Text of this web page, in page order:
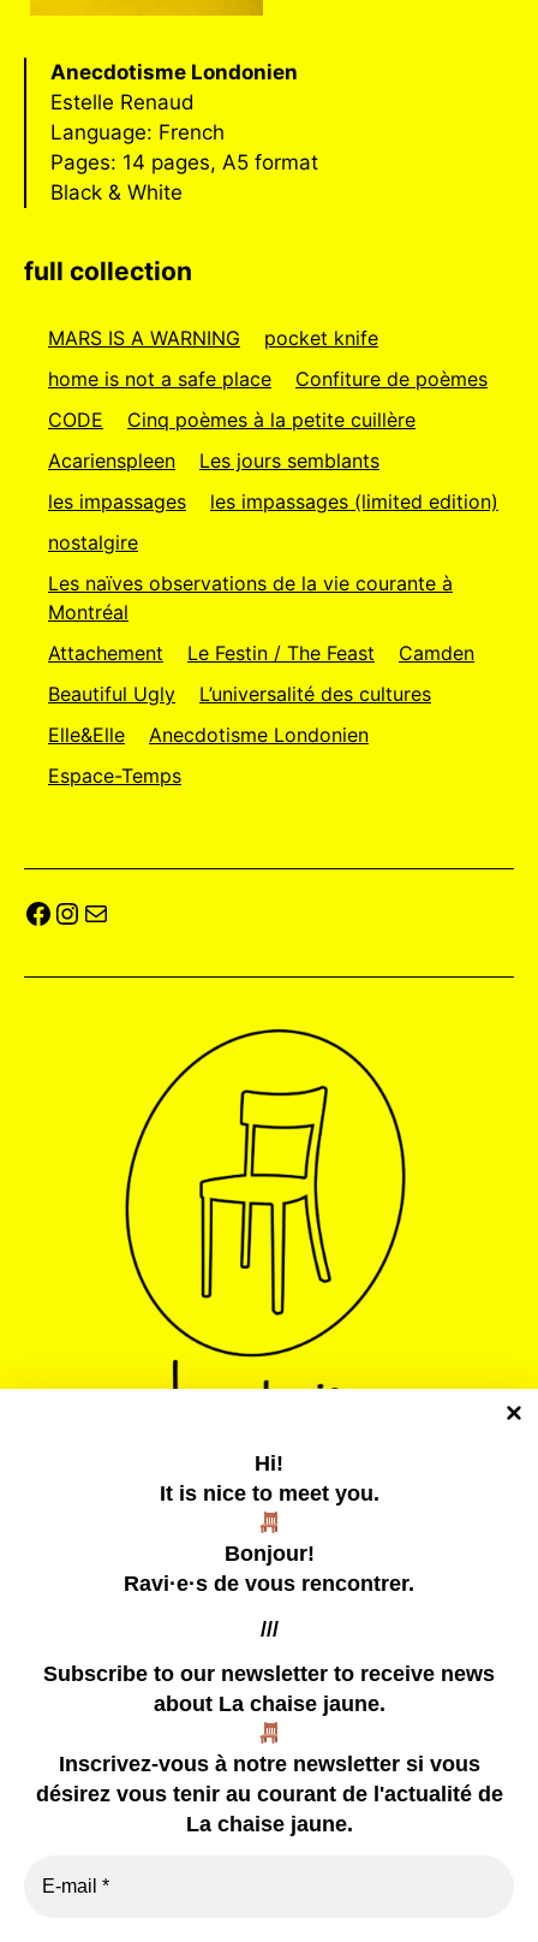
Anecdotisme Londonien
Estelle Renaud
Language: French
Pages: 14 pages, A5 format
Black & White
full collection
MARS IS A WARNING
pocket knife
home is not a safe place
Confiture de poèmes
CODE
Cinq poèmes à la petite cuillère
Acarienspleen
Les jours semblants
les impassages
les impassages (limited edition)
nostalgire
Les naïves observations de la vie courante à
Montréal
Attachement
Le Festin / The Feast
Camden
Beautiful Ugly
L’universalité des cultures
Elle&Elle
Anecdotisme Londonien
Espace-Temps
Hi!
It is nice to meet you.
Bonjour!
Ravi·e·s de vous rencontrer.
///
Subscribe to our newsletter to receive news
about La chaise jaune.
Inscrivez-vous à notre newsletter si vous
désirez vous tenir au courant de l'actualité de
La chaise jaune.
Un collectif tentaculaire qui publie des zines
coming soon